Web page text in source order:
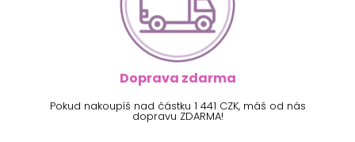
Doprava zdarma
Pokud nakoupíš nad částku 1 441 CZK, máš od nás
dopravu ZDARMA!